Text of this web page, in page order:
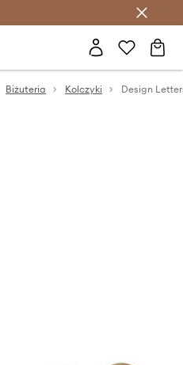
Club >
Biżuteria Kolczyki